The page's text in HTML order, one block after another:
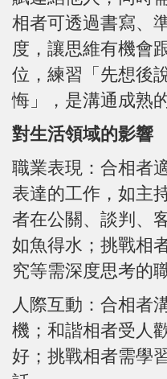
相者可透過書寫、
度，讓思維有機會
位，練習「先想後
悔」，是溝通成熟
對生活領域的影響
職業表現：合相者
表達的工作，如主
者在公關、談判、
如魚得水；挑戰相
究等需深度思考的
人際互動：合相者
機；和諧相者受人
好；挑戰相者需學